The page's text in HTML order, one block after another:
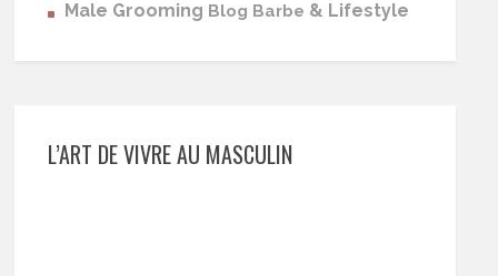
Male Grooming Blog Barbe & Lifestyle
L’ART DE VIVRE AU MASCULIN